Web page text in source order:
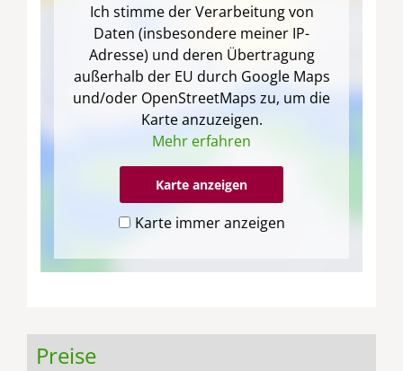
Ich stimme der Verarbeitung von
Daten (insbesondere meiner IP-
Adresse) und deren Übertragung
außerhalb der EU durch Google Maps
und/oder OpenStreetMaps zu, um die
Karte anzuzeigen.
Mehr erfahren
Karte anzeigen
Karte immer anzeigen
Preise